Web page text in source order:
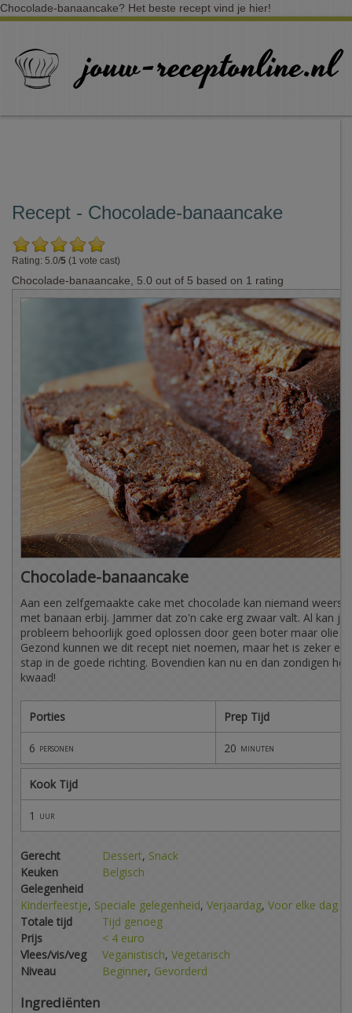
Chocolade-banaancake? Het beste recept vind je hier!
Recept - Chocolade-banaancake
Rating: 5.0/5 (1 vote cast)
Chocolade-banaancake 5.0 out of 5 based on 1 rating
Chocolade-banaancake
Aan een zelfgemaakte cake met chocolade kan niemand
met banaan erbij. Jammer dat zo'n cake erg zwaar valt. Al kan je
probleem behoorlijk goed oplossen door geen boter maar olie
Gezond kunnen we dit recept niet noemen, maar het is zeker en
stap in de goede richting. Bovendien kan nu en dan zondigen
kwaad!
Porties Prep Tijd
6 personen 20 minuten
Kook Tijd
1 uur
Gerecht Dessert, Snack
Keuken
Belgisch
Gelegenheid
Kinderfeestje, Speciale gelegenheid, Verjaardag, Voor elke dag
Totale tijd
Tijd genoeg
Prijs
< 4 euro
Vlees/vis/veg
Veganistisch, Vegetarisch
Niveau
Beginner, Gevorderd
Ingrediënten